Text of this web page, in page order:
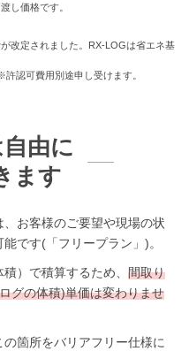
し価格です。
改定されました。RX-LOGは省エネ基
認可費用別途申し受けます。
由に
ます
お客様のご要望や現場の状
です(「フリープラン」)。
）で積算するため、 間取り
グの体積)単価は変わりませ
の箇所をバリアフリー仕様に